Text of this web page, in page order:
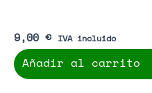
9,00 € IVA incluido
Añadir al carrito